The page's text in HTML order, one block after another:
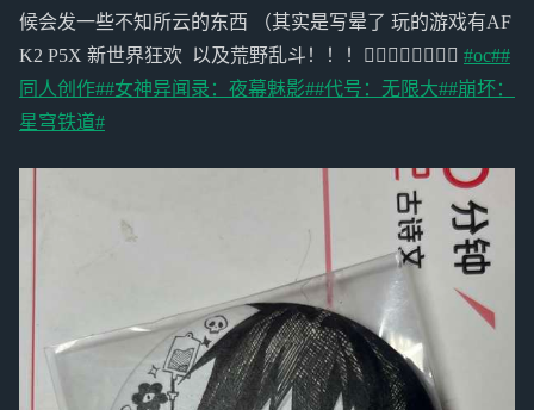
候会发一些不知所云的东西 （其实是写晕了 玩的游戏有AF
K2 P5X 新世界狂欢 以及荒野乱斗！！！❤️‍🔥❤️‍🔥❤️‍🔥❤️‍🔥 #oc##
同人创作##女神异闻录：夜幕魅影##代号：无限大##崩坏：
星穹铁道#